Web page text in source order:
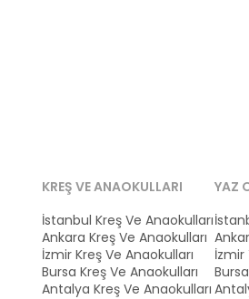
KREŞ VE ANAOKULLARI
İstanbul Kreş Ve Anaokulları
Ankara Kreş Ve Anaokulları
İzmir Kreş Ve Anaokulları
Bursa Kreş Ve Anaokulları
Antalya Kreş Ve Anaokulları
YAZ
İzmir